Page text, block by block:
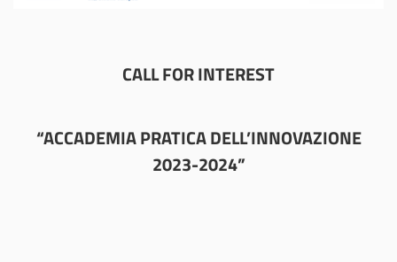
CALL FOR INTEREST
“ACCADEMIA PRATICA DELL’INNOVAZIONE
2023-2024”